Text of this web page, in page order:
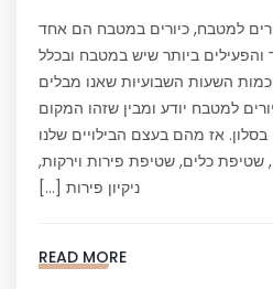
למטבח, כיורים במטבח הם אחד
והפעילים ביותר שיש במטבח ובכלל
השעות השבועיות שאנו מבלים
למטבח יודע ומבין שזהו המקום
בסלון. אז מהם בעצם הבילויים שלנו
שטיפת כלים, שטיפת פירות וירקות,
ניקיון פירות […]
READ MORE